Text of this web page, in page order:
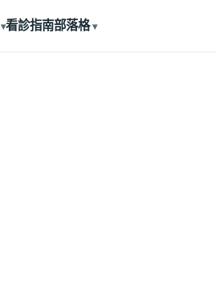
看診指南部落格